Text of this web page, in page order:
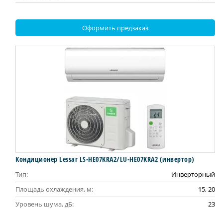
Оформить предзаказ
Кондиционер Lessar LS-HE07KRA2/LU-HE07KRA2 (инвертор)
Тип:
Инверторный
Площадь охлаждения, м:
15, 20
Уровень шума, дБ:
23